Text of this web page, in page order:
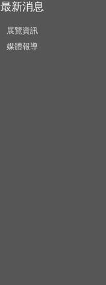
最新消息
展覽資訊
媒體報導